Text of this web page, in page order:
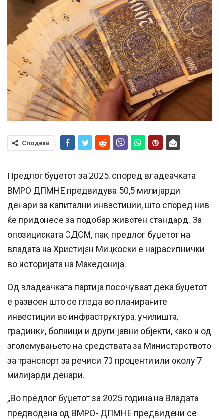
Сподели
Предлог буџетот за 2025, според владеачката
ВМРО ДПМНЕ предвидува 50,5 милијарди
денари за капитални инвестиции, што според нив
ќе придонесе за подобар животен стандард. За
опозициската СДСМ, пак, предлог буџетот на
владата на Христијан Мицкоски е најрасипнички
во историјата на Македонија.
Од владеачката партија посочуваат дека буџетот
е развоен што се гледа во планираните
инвестиции во инфраструктура, училишта,
градинки, болници и други јавни објекти, како и од
зголемувањето на средствата за Министерството
за транспорт за речиси 70 проценти или околу 7
милијарди денари.
„Во предлог буџетот за 2025 година на Владата
предводена од ВМРО- ДПМНЕ предвидени се